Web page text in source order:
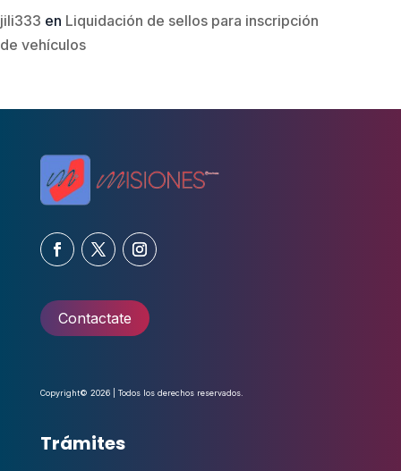
jili333 en Liquidación de sellos para inscripción
de vehículos
Contactate
Copyright© 2026 | Todos los derechos reservados.
Trámites